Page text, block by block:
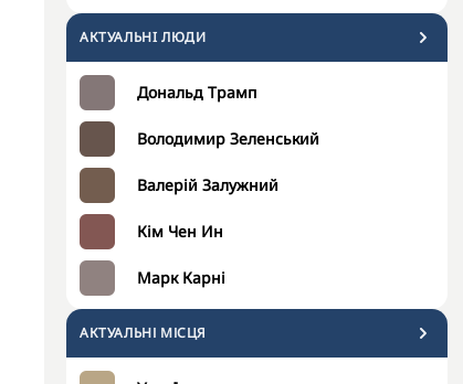
АКТУАЛЬНI ЛЮДИ
Дональд Трамп
Володимир Зеленський
Валерій Залужний
Кім Чен Ин
Марк Карні
АКТУАЛЬНІ МІСЦЯ